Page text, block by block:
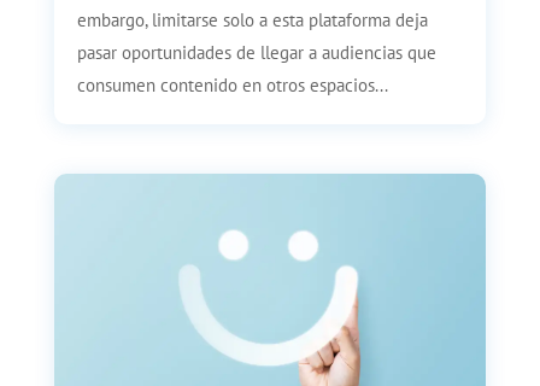
embargo, limitarse solo a esta plataforma deja
pasar oportunidades de llegar a audiencias que
consumen contenido en otros espacios...